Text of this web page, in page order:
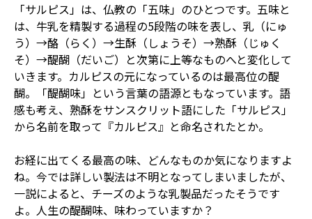
「サルピス」は、仏教の「五味」のひとつです。五味と
は、牛乳を精製する過程の5段階の味を表し、乳（にゅ
う）→酪（らく）→生酥（しょうそ）→熟酥（じゅく
そ）→醍醐（だいご）と次第に上等なものへと変化して
いきます。カルピスの元になっているのは最高位の醍
醐。「醍醐味」という言葉の語源ともなっています。語
感も考え、熟酥をサンスクリット語にした「サルピス」
から名前を取って『カルピス』と命名されたとか。
お経に出てくる最高の味、どんなものか気になりますよ
ね。今では詳しい製法は不明となってしまいましたが、
一説によると、チーズのような乳製品だったそうです
よ。人生の醍醐味、味わっていますか？